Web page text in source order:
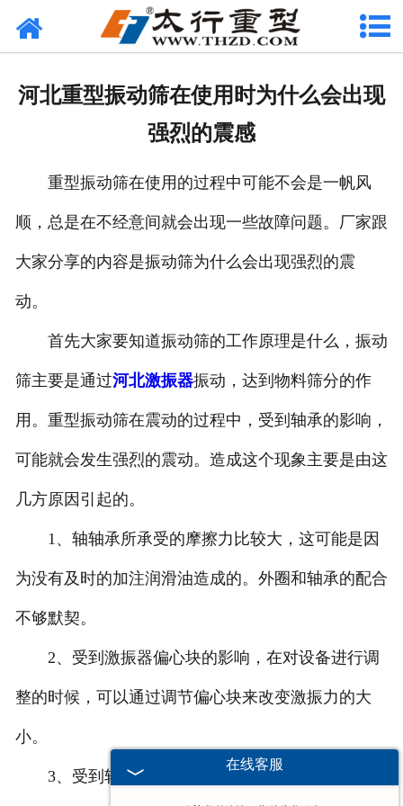
网站首页
联系我们
河北重型振动筛在使用时为什么会出现
强烈的震感
重型振动筛在使用的过程中可能不会是一帆风
顺，总是在不经意间就会出现一些故障问题。厂家跟
大家分享的内容是振动筛为什么会出现强烈的震
动。
首先大家要知道振动筛的工作原理是什么，振动
筛主要是通过河北激振器振动，达到物料筛分的作
用。重型振动筛在震动的过程中，受到轴承的影响，
可能就会发生强烈的震动。造成这个现象主要是由这
几方原因引起的。
1、轴轴承所承受的摩擦力比较大，这可能是因
为没有及时的加注润滑油造成的。外圈和轴承的配合
不够默契。
2、受到激振器偏心块的影响，在对设备进行调
整的时候，可以通过调节偏心块来改变激振力的大
小。
3、受到轴承径向游隙的影响。
在线客服